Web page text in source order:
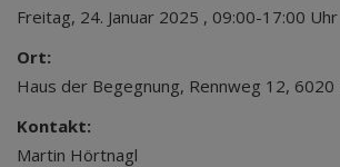
Freitag, 24. Januar 2025 , 09:00-17:00 Uhr
Ort:
Haus der Begegnung, Rennweg 12, 6020
Kontakt:
Martin Hörtnagl